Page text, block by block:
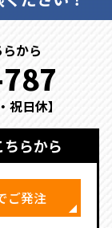
から
祝日休】
らから
ご発注